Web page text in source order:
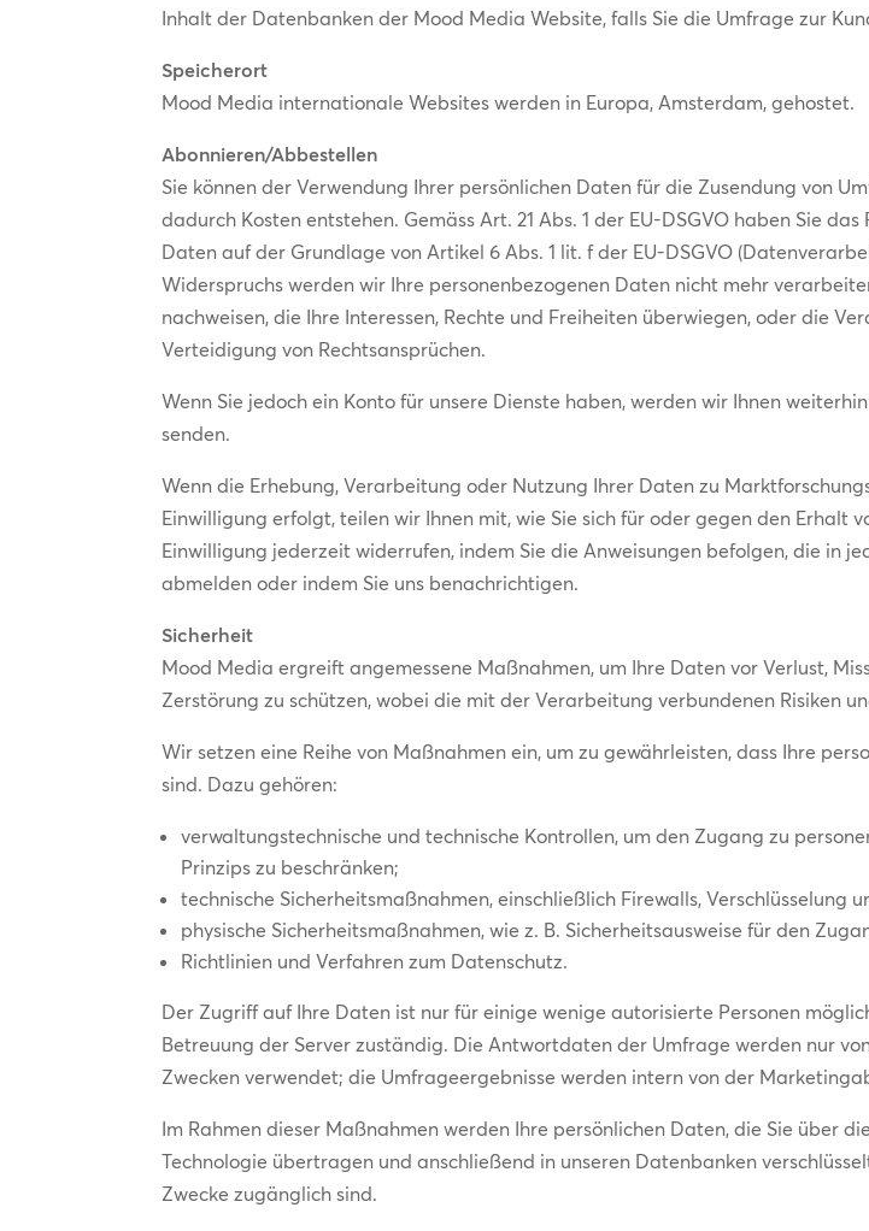
Inhalt der Datenbanken der Mood Media Website, falls Sie die Umfrage zur
Speicherort
Mood Media internationale Websites werden in Europa, Amsterdam, gehostet.
Abonnieren/Abbestellen
Sie können der Verwendung Ihrer persönlichen Daten für die Zusendung von
dadurch Kosten entstehen. Gemäss Art. 21 Abs. 1 der EU-DSGVO haben Sie
Daten auf der Grundlage von Artikel 6 Abs. 1 lit. f der EU-DSGVO
Widerspruchs werden wir Ihre personenbezogenen Daten nicht mehr
nachweisen, die Ihre Interessen, Rechte und Freiheiten überwiegen, oder die
Verteidigung von Rechtsansprüchen.
Wenn Sie jedoch ein Konto für unsere Dienste haben, werden wir Ihnen
senden.
Wenn die Erhebung, Verarbeitung oder Nutzung Ihrer Daten zu
Einwilligung erfolgt, teilen wir Ihnen mit, wie Sie sich für oder gegen den Erhalt
Einwilligung jederzeit widerrufen, indem Sie die Anweisungen befolgen, die in
abmelden oder indem Sie uns benachrichtigen.
Sicherheit
Mood Media ergreift angemessene Maßnahmen, um Ihre Daten vor Verlust,
Zerstörung zu schützen, wobei die mit der Verarbeitung verbundenen Risiken
Wir setzen eine Reihe von Maßnahmen ein, um zu gewährleisten, dass Ihre
sind. Dazu gehören:
verwaltungstechnische und technische Kontrollen, um den Zugang zu
Prinzips zu beschränken;
technische Sicherheitsmaßnahmen, einschließlich Firewalls, Verschlüsselung
physische Sicherheitsmaßnahmen, wie z. B. Sicherheitsausweise für den
Richtlinien und Verfahren zum Datenschutz.
Der Zugriff auf Ihre Daten ist nur für einige wenige autorisierte Personen
Betreuung der Server zuständig. Die Antwortdaten der Umfrage werden nur
Zwecken verwendet; die Umfrageergebnisse werden intern von der
Im Rahmen dieser Maßnahmen werden Ihre persönlichen Daten, die Sie über
Technologie übertragen und anschließend in unseren Datenbanken
Zwecke zugänglich sind.